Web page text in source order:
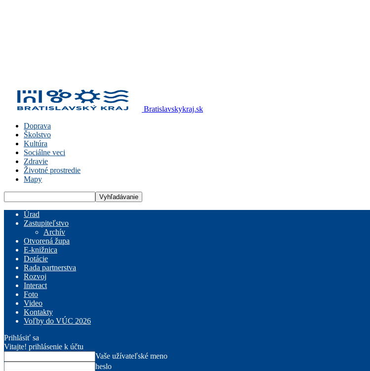
Bratislavskykraj.sk
Doprava
Školstvo
Kultúra
Sociálne veci
Zdravie
Životné prostredie
Mapy
Úrad
Zastupiteľstvo
Archív
Otvorená župa
E-knižnica
Dotácie
Rada partnerstva
Rozvoj
Interact
Foto
Video
Kontakty
Voľby do VÚC 2026
Prihlásiť sa
Vitajte! prihlásenie k účtu
Vaše užívateľské meno
heslo